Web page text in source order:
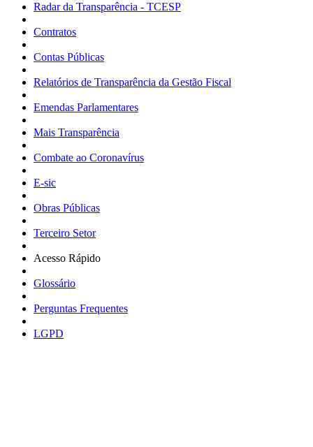
Radar da Transparência - TCESP
Contratos
Contas Públicas
Relatórios de Transparência da Gestão Fiscal
Emendas Parlamentares
Mais Transparência
Combate ao Coronavírus
E-sic
Obras Públicas
Terceiro Setor
Acesso Rápido
Glossário
Perguntas Frequentes
LGPD